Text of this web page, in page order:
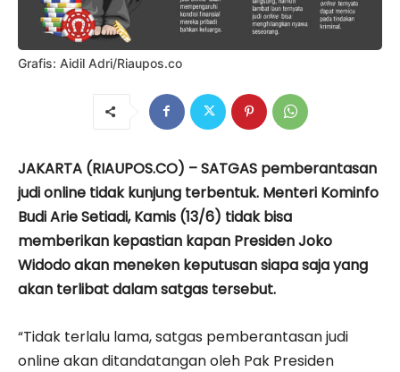
Grafis: Aidil Adri/Riaupos.co
JAKARTA (RIAUPOS.CO) – SATGAS pemberantasan
judi online tidak kunjung terbentuk. Menteri Kominfo
Budi Arie Setiadi, Kamis (13/6) tidak bisa
memberikan kepastian kapan Presiden Joko
Widodo akan meneken keputusan siapa saja yang
akan terlibat dalam satgas tersebut.
“Tidak terlalu lama, satgas pemberantasan judi
online akan ditandatangan oleh Pak Presiden